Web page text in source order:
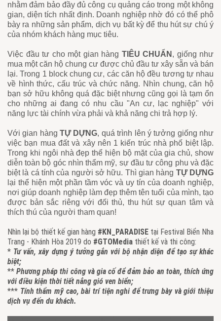
nhằm đảm bảo đầy đủ công cụ quảng cáo trong một không
gian, diện tích nhất định. Doanh nghiệp nhờ đó có thể phô
bày ra những sản phẩm, dịch vụ bất kỳ để thu hút sự chú ý
của nhóm khách hàng mục tiêu.
Việc đầu tư cho một gian hàng TIÊU CHUẨN , giống như
mua một căn hộ chung cư được chủ đầu tư xây sẵn và bán
lại. Trong 1 block chung cư, các căn hộ đều tương tự nhau
về hình thức, cấu trúc và chức năng. Nhìn chung, căn hộ
bạn sở hữu không quá đặc biệt nhưng cũng gọi là tạm ổn
cho những ai đang có nhu cầu "An cư, lạc nghiệp" với
năng lực tài chính vừa phải và khả năng chi trả hợp lý.
Với gian hàngTỰ DỰNG, quá trình lên ý tưởng giống như
việc bạn mua đất và xây nên 1 kiến trúc nhà phố biệt lập.
Trong khi ngôi nhà đẹp thể hiện bộ mặt của gia chủ, show
diễn toàn bộ góc nhìn thẩm mỹ, sự đầu tư công phu và đặc
biệt là cá tính của người sở hữu. Thì gian hàng TỰ DỰNG
lại thể hiện một phần tầm vóc và uy tín của doanh nghiệp,
nơi giúp doanh nghiệp làm đẹp thêm tên tuổi của mình, tạo
được bản sắc riêng với đối thủ, thu hút sự quan tâm và
thích thú của người tham quan!
Nhìn lại bộ thiết kế gian hàng #KN_PARADISE tại Festival Biển Nha
Trang - Khánh Hòa 2019 do #GTOMedia thiết kế và thi công:
* Tư vấn, xây dựng ý tưởng gắn với bộ nhận diện để tạo sự khác
biệt;
**Phương pháp thi công và gia cố để đảm bảo an toàn, thích ứng
với điều kiện thời tiết nắng gió ven biển;
*** Tính thẩm mỹ cao, bài trí tiện nghi để trưng bày và giới thiệu
dịch vụ đến du khách.